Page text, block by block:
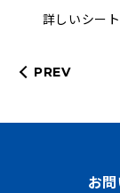
詳しいシー
PREV
お